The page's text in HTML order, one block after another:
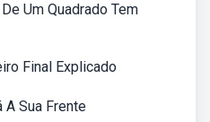
Um Quadrado Tem
Final Explicado
A Sua Frente